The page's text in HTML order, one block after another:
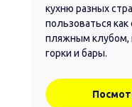
кухню разных
пользоваться
пляжным клубом,
горки и бары.